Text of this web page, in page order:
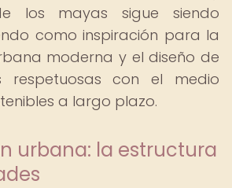
los mayas sigue siendo
como inspiración para la
moderna y el diseño de
respetuosas con el medio
a largo plazo.
urbana: la estructura